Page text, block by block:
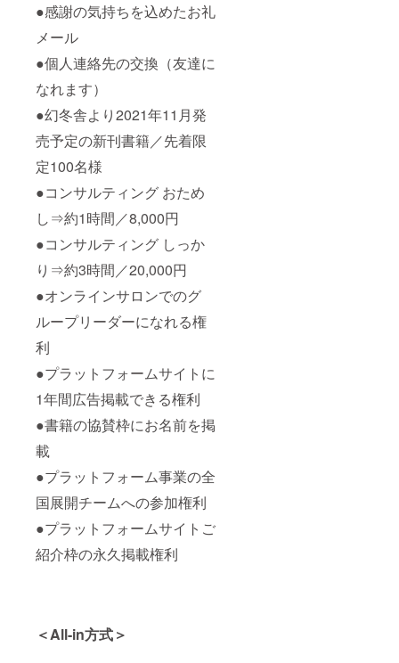
●感謝の気持ちを込めたお礼
メール
●個人連絡先の交換（友達に
なれます）
●幻冬舎より2021年11月発
売予定の新刊書籍／先着限
定100名様
●コンサルティング おため
し⇒約1時間／8,000円
●コンサルティング しっか
り⇒約3時間／20,000円
●オンラインサロンでのグ
ループリーダーになれる権
利
●プラットフォームサイトに
1年間広告掲載できる権利
●書籍の協賛枠にお名前を掲
載
●プラットフォーム事業の全
国展開チームへの参加権利
●プラットフォームサイトご
紹介枠の永久掲載権利
＜All-in方式＞